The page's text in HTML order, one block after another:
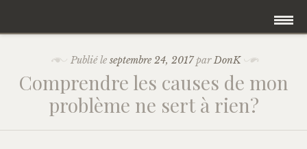
contenu
principal
Une psychanalyse intégrative
Qu’est ce qu’un psychanalyse ?
Publié le septembre 24, 2017parDonK
Comprendre les causes de mon
problème ne sert à rien?